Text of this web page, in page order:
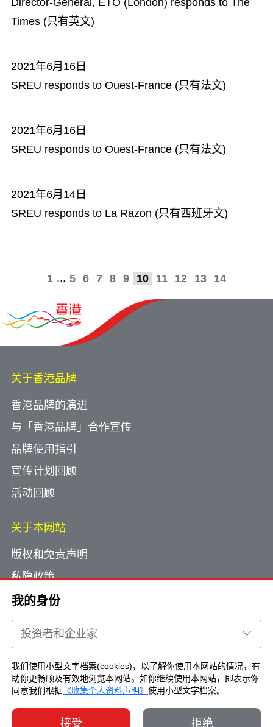
我的身份
投资者和企业家
我们使用小型文字档案(cookies)，以了解你使用本网站的情况，有
助你更畅顺及有效地浏览本网站。如你继续使用本网站，即表示你
同意我们根据 《收集个人资料声明》 使用小型文字档案。
接受 拒绝
Director-General, ETO (London) responds to The
Times (只有英文)
2021年6月16日
SREU responds to Ouest-France (只有法文)
2021年6月16日
SREU responds to Ouest-France (只有法文)
2021年6月14日
SREU responds to La Razon (只有西班牙文)
1 ... 5 6 7 8 9 10 11 12 13 14
关于香港品牌
香港品牌的演进
与「香港品牌」合作宣传
品牌使用指引
宣传计划回顾
活动回顾
关于本网站
版权和免责声明
私隐政策
使用小型文字档案
网页指南
联络我们
Copyright © Brand Hong Kong. All Rights
Reserved.